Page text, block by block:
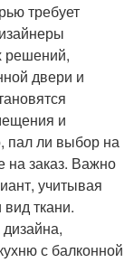
требует
решений,
двери и
и
пал ли выбор на
на заказ. Важно
учитывая
ткани.
с балконной